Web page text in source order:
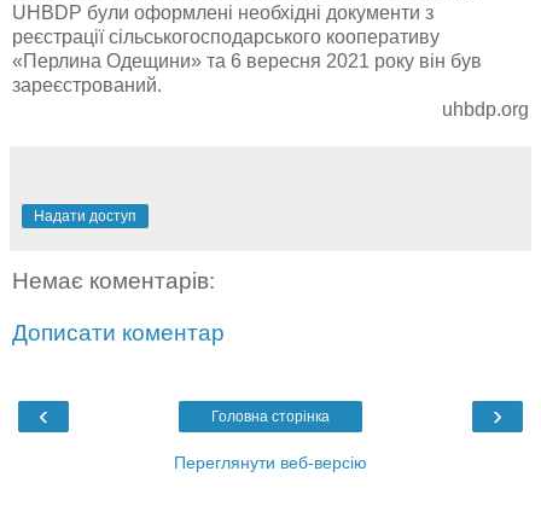
UHBDP були оформлені необхідні документи з
реєстрації сільськогосподарського кооперативу
«Перлина Одещини» та 6 вересня 2021 року він був
зареєстрований.
uhbdp.org
Надати доступ
Немає коментарів:
Дописати коментар
‹ ›
Головна сторінка
Переглянути веб-версію